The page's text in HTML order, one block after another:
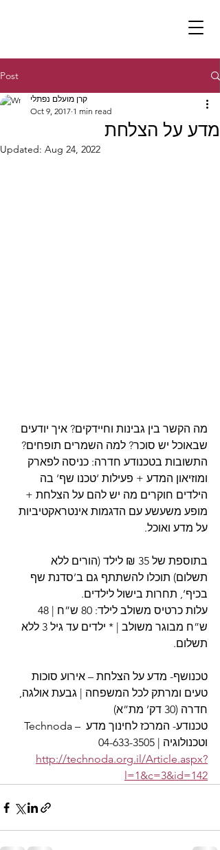
Post
מדע על הצלחת
קרן מועלם נפתלי
Oct 9, 2017 1 min read
Updated: Aug 24, 2022
מה הקשר בין גבינות וחיידקים? איך יודעים
שבאוכל יש סוכר? למה השמרים תופחים?
התשובות בטכנודע חדרה: כניסה לפארק
ומוזיאון המדע + פעילות ‘טכנו שף’ בה
הילדים חוקרים מה יש להם על הצלחת +
מופע משעשע עם הדגמות אינטראקטיביות
על מדע ואוכל.
בתוספת של 35 ₪ לילד (הורים ללא
תשלום) תוכלו להשתתף גם ב’סדנת שף
בכיף’, תחרות בישול לילדים.
ש”ח מבוגר משולב | * ילדים עד גיל 3 ללא
תשלום.
טכנושף- מדע על הצלחת – אירוע סוכות
טעים ומרתק לכל המשפחה | גבעת אולגה,
חדרה (30 דק’ מת”א)
Technoda – טכנודע- המרכז לחינוך מדע
וטכנולוגיה | 04-633-3505
http://technoda.org.il/Article.aspx?
l=1&c=3&id=142